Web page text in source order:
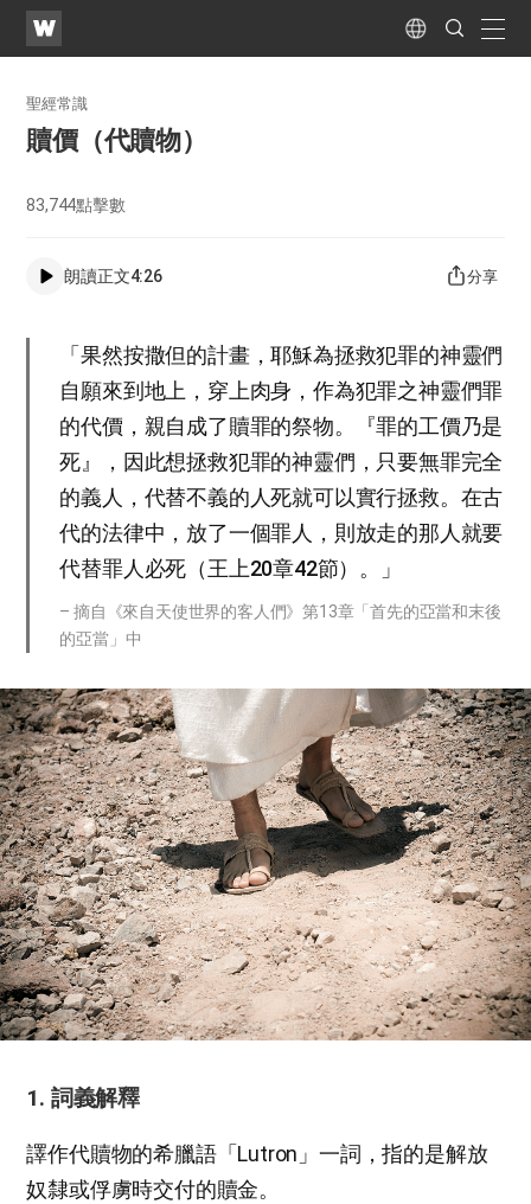
WATV
Language
Search
Submit
聖經常識
贖價（代贖物）
83,744點擊數
朗讀正文4:26 分享
「果然按撒但的計畫，耶穌為拯救犯罪的神靈們
自願來到地上，穿上肉身，作為犯罪之神靈們罪
的代價，親自成了贖罪的祭物。『罪的工價乃是
死』，因此想拯救犯罪的神靈們，只要無罪完全
的義人，代替不義的人死就可以實行拯救。在古
代的法律中，放了一個罪人，則放走的那人就要
代替罪人必死（王上20章42節）。」
– 摘自《來自天使世界的客人們》第13章「首先的亞當和末後
的亞當」中
1. 詞義解釋
譯作代贖物的希臘語「Lutron」一詞，指的是解放
奴隸或俘虜時交付的贖金。